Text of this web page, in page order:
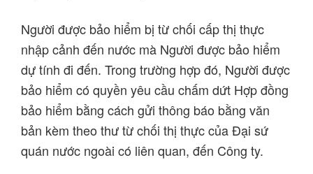
Người được bảo hiểm bị từ chối cấp thị thực
nhập cảnh đến nước mà Người được bảo hiểm
dự tính đi đến. Trong trường hợp đó, Người được
bảo hiểm có quyền yêu cầu chấm dứt Hợp đồng
bảo hiểm bằng cách gửi thông báo bằng văn
bản kèm theo thư từ chối thị thực của Đại sứ
quán nước ngoài có liên quan, đến Công ty.